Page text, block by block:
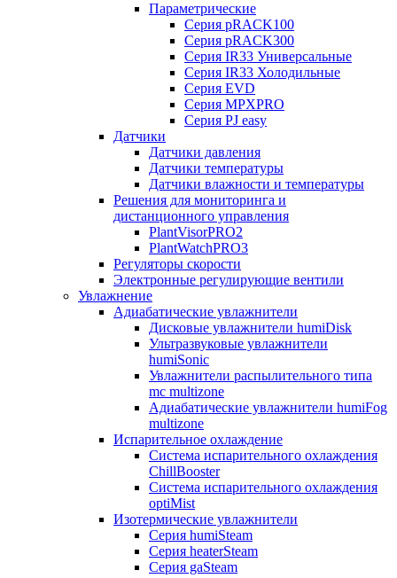
Параметрические
Серия pRACK100
Серия pRACK300
Серия IR33 Универсальные
Серия IR33 Холодильные
Серия EVD
Серия MPXPRO
Серия PJ easy
Датчики
Датчики давления
Датчики температуры
Датчики влажности и температуры
Решения для мониторинга и
дистанционного управления
PlantVisorPRO2
PlantWatchPRO3
Регуляторы скорости
Электронные регулирующие вентили
Увлажнение
Адиабатические увлажнители
Дисковые увлажнители humiDisk
Ультразвуковые увлажнители
humiSonic
Увлажнители распылительного типа
mc multizone
Адиабатические увлажнители humiFog
multizone
Испарительное охлаждение
Система испарительного охлаждения
ChillBooster
Система испарительного охлаждения
optiMist
Изотермические увлажнители
Серия humiSteam
Серия heaterSteam
Серия gaSteam